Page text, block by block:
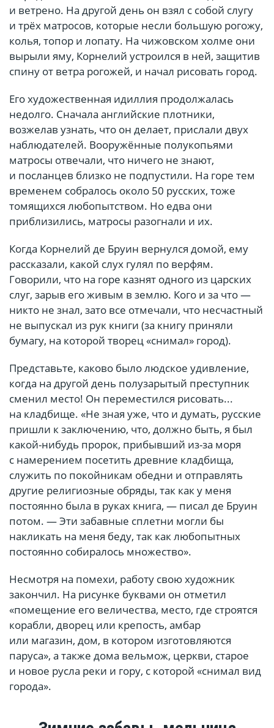
и ветрено. На другой день он взял с собой слугу
и трёх матросов, которые несли большую рогожу,
колья, топор и лопату. На чижовском холме они
вырыли яму, Корнелий устроился в ней, защитив
спину от ветра рогожей, и начал рисовать город.
Его художественная идиллия продолжалась
недолго. Сначала английские плотники,
возжелав узнать, что он делает, прислали двух
наблюдателей. Вооружённые полукопьями
матросы отвечали, что ничего не знают,
и посланцев близко не подпустили. На горе тем
временем собралось около 50 русских, тоже
томящихся любопытством. Но едва они
приблизились, матросы разогнали и их.
Когда Корнелий де Бруин вернулся домой, ему
рассказали, какой слух гулял по верфям.
Говорили, что на горе казнят одного из царских
слуг, зарыв его живым в землю. Кого и за что —
никто не знал, зато все отмечали, что несчастный
не выпускал из рук книги (за книгу приняли
бумагу, на которой творец «снимал» город).
Представьте, каково было людское удивление,
когда на другой день полузарытый преступник
сменил место! Он переместился рисовать...
на кладбище. «Не зная уже, что и думать, русские
пришли к заключению, что, должно быть, я был
какой-нибудь пророк, прибывший из-за моря
с намерением посетить древние кладбища,
служить по покойникам обедни и отправлять
другие религиозные обряды, так как у меня
постоянно была в руках книга, — писал де Бруин
потом. — Эти забавные сплетни могли бы
накликать на меня беду, так как любопытных
постоянно собиралось множество».
Несмотря на помехи, работу свою художник
закончил. На рисунке буквами он отметил
«помещение его величества, место, где строятся
корабли, дворец или крепость, амбар
или магазин, дом, в котором изготовляются
паруса», а также дома вельмож, церкви, старое
и новое русла реки и гору, с которой «снимал вид
города».